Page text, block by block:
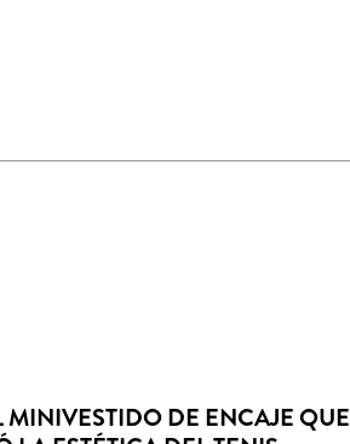
MINIVESTIDO DE ENCAJE QUE